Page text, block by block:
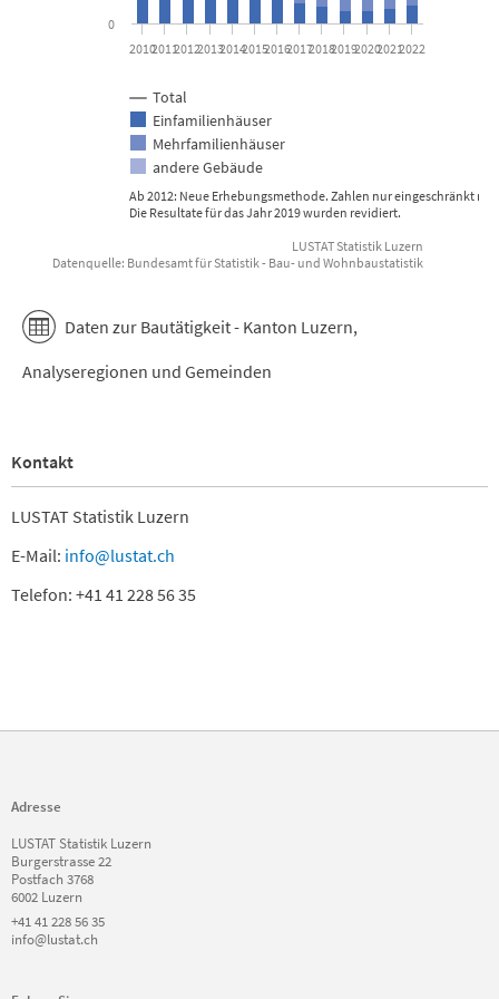
Ab 2012: Neue Erhebungsmethode. Zahlen nur eingeschränkt
Die Resultate für das Jahr 2019 wurden revidiert.
Total
Einfamilienhäuser
Mehrfamilienhäuser
andere Gebäude
2010201120122013201420152016201720182019202020212022
0
LUSTAT Statistik Luzern
Datenquelle: Bundesamt für Statistik - Bau- und Wohnbaustatistik
Daten zur Bautätigkeit - Kanton Luzern,
Analyseregionen und Gemeinden
Kontakt
LUSTAT Statistik Luzern
E-Mail: info@lustat.ch
Telefon: +41 41 228 56 35
Adresse
LUSTAT Statistik Luzern
Burgerstrasse 22
Postfach 3768
6002 Luzern
+41 41 228 56 35
info@lustat.ch